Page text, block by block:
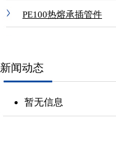
新闻动态
PE100热熔承插管件
暂无信息